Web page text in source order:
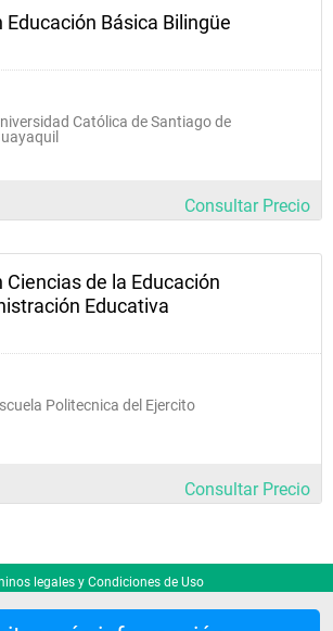
Básica Bilingüe
Católica de Santiago de
Consultar Precio
de la Educación
Educativa
Politecnica del Ejercito
Consultar Precio
legales y Condiciones de Uso